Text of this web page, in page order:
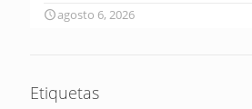
agosto 6, 2026
Etiquetas